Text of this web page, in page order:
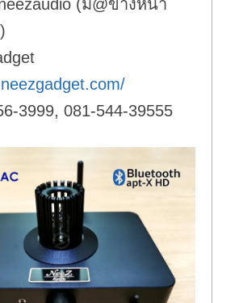
(มี@ข้างหน้า
3999, 081-544-39555